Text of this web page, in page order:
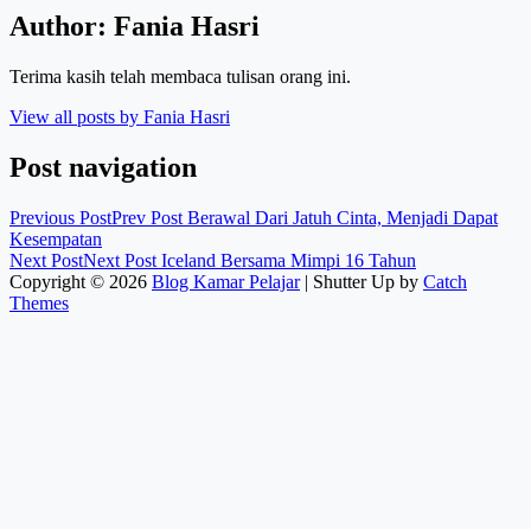
Author: Fania Hasri
Terima kasih telah membaca tulisan orang ini.
View all posts by Fania Hasri
Post navigation
Previous PostPrev Post Berawal Dari Jatuh Cinta, Menjadi Dapat
Kesempatan
Next PostNext Post Iceland Bersama Mimpi 16 Tahun
Copyright © 2026 Blog Kamar Pelajar | Shutter Up by Catch
Themes